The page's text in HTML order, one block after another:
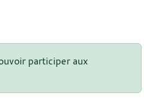
participer aux